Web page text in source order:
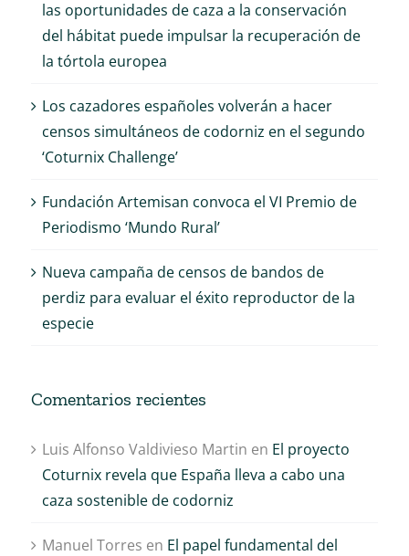
las oportunidades de caza a la conservación
del hábitat puede impulsar la recuperación de
la tórtola europea
Los cazadores españoles volverán a hacer
censos simultáneos de codorniz en el segundo
‘Coturnix Challenge’
Fundación Artemisan convoca el VI Premio de
Periodismo ‘Mundo Rural’
Nueva campaña de censos de bandos de
perdiz para evaluar el éxito reproductor de la
especie
Comentarios recientes
Luis Alfonso Valdivieso Martin en El proyecto
Coturnix revela que España lleva a cabo una
caza sostenible de codorniz
Manuel Torres en El papel fundamental del